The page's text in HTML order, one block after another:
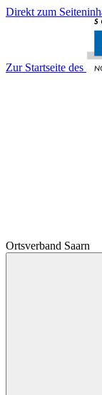
Direkt zum
Zur Startseite des
Ortsverband Saarn